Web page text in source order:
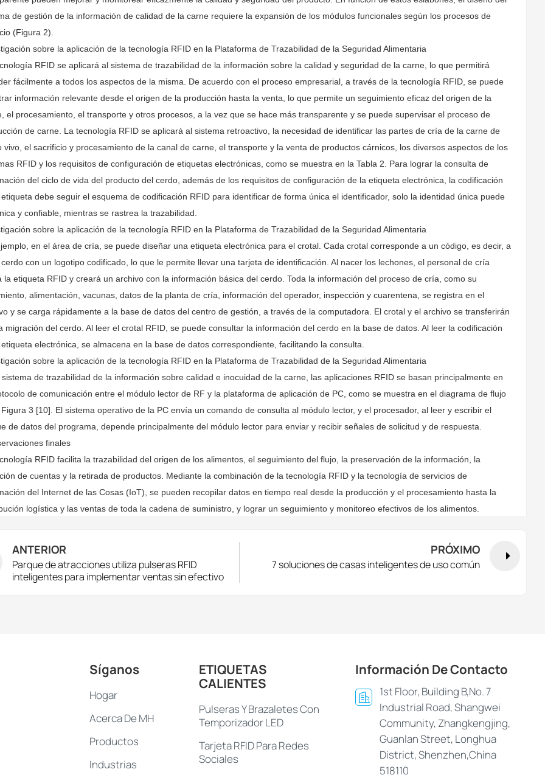
de gestión de la información de calidad de la carne requiere la expansión de los módulos funcionales según los procesos de
(Figura 2).
sobre la aplicación de la tecnología RFID en la Plataforma de Trazabilidad de la Seguridad Alimentaria
RFID se aplicará al sistema de trazabilidad de la información sobre la calidad y seguridad de la carne, lo que permitirá
fácilmente a todos los aspectos de la misma. De acuerdo con el proceso empresarial, a través de la tecnología RFID, se puede
información relevante desde el origen de la producción hasta la venta, lo que permite un seguimiento eficaz del origen de la
el procesamiento, el transporte y otros procesos, a la vez que se hace más transparente y se puede supervisar el proceso de
de carne. La tecnología RFID se aplicará al sistema retroactivo, la necesidad de identificar las partes de cría de la carne de
vivo, el sacrificio y procesamiento de la canal de carne, el transporte y la venta de productos cárnicos, los diversos aspectos de los
RFID y los requisitos de configuración de etiquetas electrónicas, como se muestra en la Tabla 2. Para lograr la consulta de
del ciclo de vida del producto del cerdo, además de los requisitos de configuración de la etiqueta electrónica, la codificación
debe seguir el esquema de codificación RFID para identificar de forma única el identificador, solo la identidad única puede
y confiable, mientras se rastrea la trazabilidad.
sobre la aplicación de la tecnología RFID en la Plataforma de Trazabilidad de la Seguridad Alimentaria
en el área de cría, se puede diseñar una etiqueta electrónica para el crotal. Cada crotal corresponde a un código, es decir, a
con un logotipo codificado, lo que le permite llevar una tarjeta de identificación. Al nacer los lechones, el personal de cría
la etiqueta RFID y creará un archivo con la información básica del cerdo. Toda la información del proceso de cría, como su
alimentación, vacunas, datos de la planta de cría, información del operador, inspección y cuarentena, se registra en el
y se carga rápidamente a la base de datos del centro de gestión, a través de la computadora. El crotal y el archivo se transferirán
migración del cerdo. Al leer el crotal RFID, se puede consultar la información del cerdo en la base de datos. Al leer la codificación
electrónica, se almacena en la base de datos correspondiente, facilitando la consulta.
sobre la aplicación de la tecnología RFID en la Plataforma de Trazabilidad de la Seguridad Alimentaria
sistema de trazabilidad de la información sobre calidad e inocuidad de la carne, las aplicaciones RFID se basan principalmente en
de comunicación entre el módulo lector de RF y la plataforma de aplicación de PC, como se muestra en el diagrama de flujo
3 [10]. El sistema operativo de la PC envía un comando de consulta al módulo lector, y el procesador, al leer y escribir el
de datos del programa, depende principalmente del módulo lector para enviar y recibir señales de solicitud y de respuesta.
finales
RFID facilita la trazabilidad del origen de los alimentos, el seguimiento del flujo, la preservación de la información, la
de cuentas y la retirada de productos. Mediante la combinación de la tecnología RFID y la tecnología de servicios de
del Internet de las Cosas (IoT), se pueden recopilar datos en tiempo real desde la producción y el procesamiento hasta la
logística y las ventas de toda la cadena de suministro, y lograr un seguimiento y monitoreo efectivos de los alimentos.
ANTERIOR
Parque de atracciones utiliza pulseras RFID
inteligentes para implementar ventas sin efectivo
PRÓXIMO
7 soluciones de casas inteligentes de uso común
Información De Contacto
1st Floor, Building B,No. 7
Industrial Road, Shangwei
Community, Zhangkengjing,
Guanlan Street, Longhua
District, Shenzhen,China
518110
ETIQUETAS
CALIENTES
Pulseras Y Brazaletes Con
Temporizador LED
Tarjeta RFID Para Redes
Sociales
Síganos
Hogar
Acerca De MH
Productos
Industrias